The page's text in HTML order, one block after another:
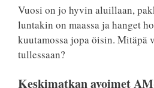
Vuosi on jo hyvin aluillaan,
luntakin on maassa ja hanget
kuutamossa jopa öisin. Mitäpä
tullessaan?
Keskimatkan avoimet